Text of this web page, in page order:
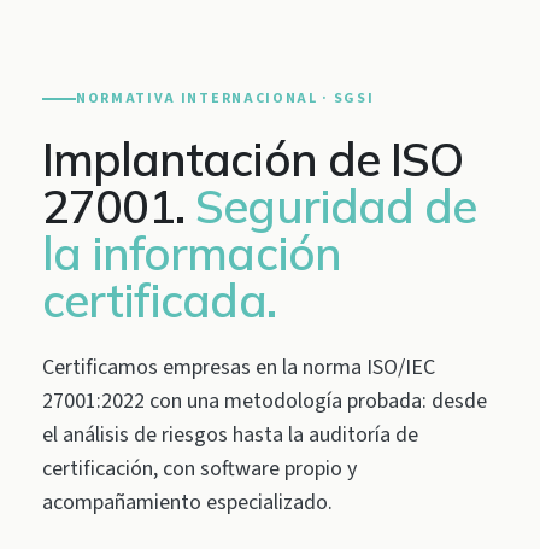
NORMATIVA INTERNACIONAL · SGSI
Implantación de ISO
27001. Seguridad de
la información
certificada.
Certificamos empresas en la norma ISO/IEC
27001:2022 con una metodología probada: desde
el análisis de riesgos hasta la auditoría de
certificación, con software propio y
acompañamiento especializado.